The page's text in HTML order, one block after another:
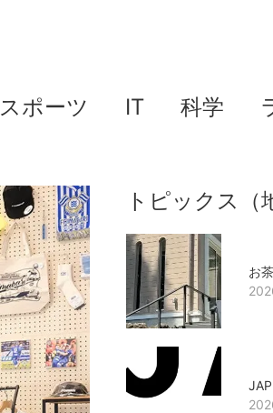
スポーツ IT 科学
トピックス（
お